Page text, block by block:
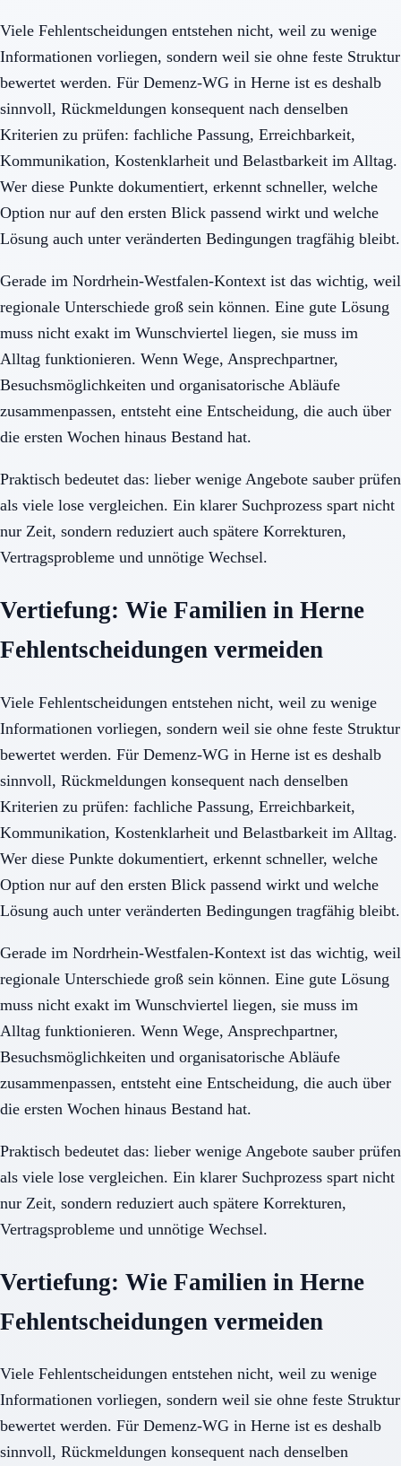
Viele Fehlentscheidungen entstehen nicht, weil zu wenige
Informationen vorliegen, sondern weil sie ohne feste Struktur
bewertet werden. Für Demenz-WG in Herne ist es deshalb
sinnvoll, Rückmeldungen konsequent nach denselben
Kriterien zu prüfen: fachliche Passung, Erreichbarkeit,
Kommunikation, Kostenklarheit und Belastbarkeit im Alltag.
Wer diese Punkte dokumentiert, erkennt schneller, welche
Option nur auf den ersten Blick passend wirkt und welche
Lösung auch unter veränderten Bedingungen tragfähig bleibt.
Gerade im Nordrhein-Westfalen-Kontext ist das wichtig, weil
regionale Unterschiede groß sein können. Eine gute Lösung
muss nicht exakt im Wunschviertel liegen, sie muss im
Alltag funktionieren. Wenn Wege, Ansprechpartner,
Besuchsmöglichkeiten und organisatorische Abläufe
zusammenpassen, entsteht eine Entscheidung, die auch über
die ersten Wochen hinaus Bestand hat.
Praktisch bedeutet das: lieber wenige Angebote sauber prüfen
als viele lose vergleichen. Ein klarer Suchprozess spart nicht
nur Zeit, sondern reduziert auch spätere Korrekturen,
Vertragsprobleme und unnötige Wechsel.
Vertiefung: Wie Familien in Herne
Fehlentscheidungen vermeiden
Viele Fehlentscheidungen entstehen nicht, weil zu wenige
Informationen vorliegen, sondern weil sie ohne feste Struktur
bewertet werden. Für Demenz-WG in Herne ist es deshalb
sinnvoll, Rückmeldungen konsequent nach denselben
Kriterien zu prüfen: fachliche Passung, Erreichbarkeit,
Kommunikation, Kostenklarheit und Belastbarkeit im Alltag.
Wer diese Punkte dokumentiert, erkennt schneller, welche
Option nur auf den ersten Blick passend wirkt und welche
Lösung auch unter veränderten Bedingungen tragfähig bleibt.
Gerade im Nordrhein-Westfalen-Kontext ist das wichtig, weil
regionale Unterschiede groß sein können. Eine gute Lösung
muss nicht exakt im Wunschviertel liegen, sie muss im
Alltag funktionieren. Wenn Wege, Ansprechpartner,
Besuchsmöglichkeiten und organisatorische Abläufe
zusammenpassen, entsteht eine Entscheidung, die auch über
die ersten Wochen hinaus Bestand hat.
Praktisch bedeutet das: lieber wenige Angebote sauber prüfen
als viele lose vergleichen. Ein klarer Suchprozess spart nicht
nur Zeit, sondern reduziert auch spätere Korrekturen,
Vertragsprobleme und unnötige Wechsel.
Vertiefung: Wie Familien in Herne
Fehlentscheidungen vermeiden
Viele Fehlentscheidungen entstehen nicht, weil zu wenige
Informationen vorliegen, sondern weil sie ohne feste Struktur
bewertet werden. Für Demenz-WG in Herne ist es deshalb
sinnvoll, Rückmeldungen konsequent nach denselben